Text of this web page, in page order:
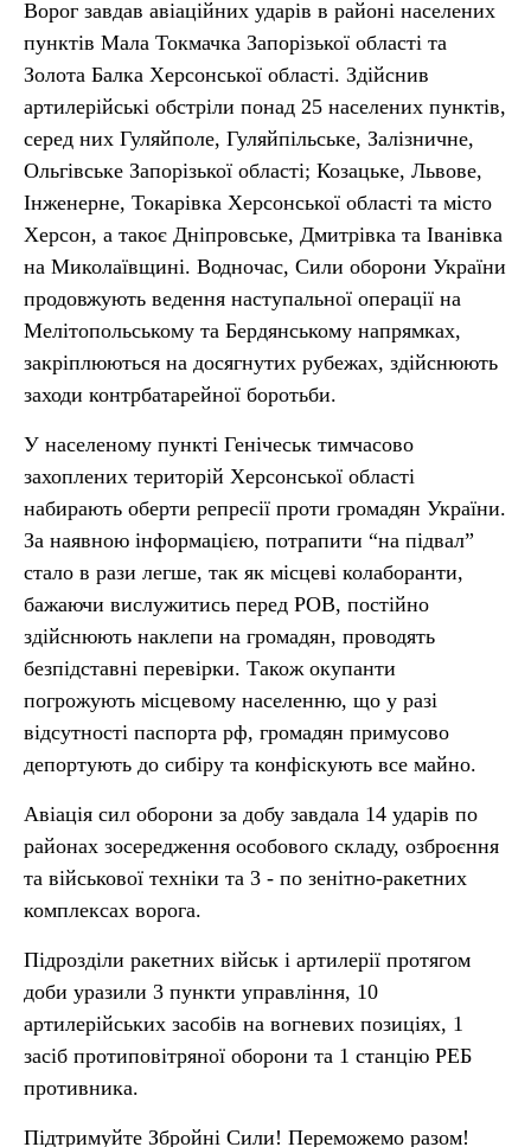
Ворог завдав авіаційних ударів в районі населених
пунктів Мала Токмачка Запорізької області та
Золота Балка Херсонської області. Здійснив
артилерійські обстріли понад 25 населених пунктів,
серед них Гуляйполе, Гуляйпільське, Залізничне,
Ольгівське Запорізької області; Козацьке, Львове,
Інженерне, Токарівка Херсонської області та місто
Херсон, а такоє Дніпровське, Дмитрівка та Іванівка
на Миколаївщині. Водночас, Сили оборони України
продовжують ведення наступальної операції на
Мелітопольському та Бердянському напрямках,
закріплюються на досягнутих рубежах, здійснюють
заходи контрбатарейної боротьби.
У населеному пункті Генічеськ тимчасово
захоплених територій Херсонської області
набирають оберти репресії проти громадян України.
За наявною інформацією, потрапити “на підвал”
стало в рази легше, так як місцеві колаборанти,
бажаючи вислужитись перед РОВ, постійно
здійснюють наклепи на громадян, проводять
безпідставні перевірки. Також окупанти
погрожують місцевому населенню, що у разі
відсутності паспорта рф, громадян примусово
депортують до сибіру та конфіскують все майно.
Авіація сил оборони за добу завдала 14 ударів по
районах зосередження особового складу, озброєння
та військової техніки та 3 - по зенітно-ракетних
комплексах ворога.
Підрозділи ракетних військ і артилерії протягом
доби уразили 3 пункти управління, 10
артилерійських засобів на вогневих позиціях, 1
засіб протиповітряної оборони та 1 станцію РЕБ
противника.
Підтримуйте Збройні Сили! Переможемо разом!